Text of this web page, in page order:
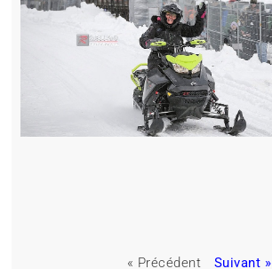
« Précédent Suivant »